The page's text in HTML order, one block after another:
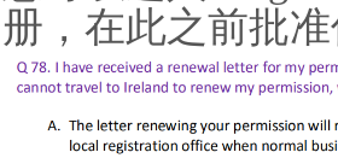
册，在此之前批